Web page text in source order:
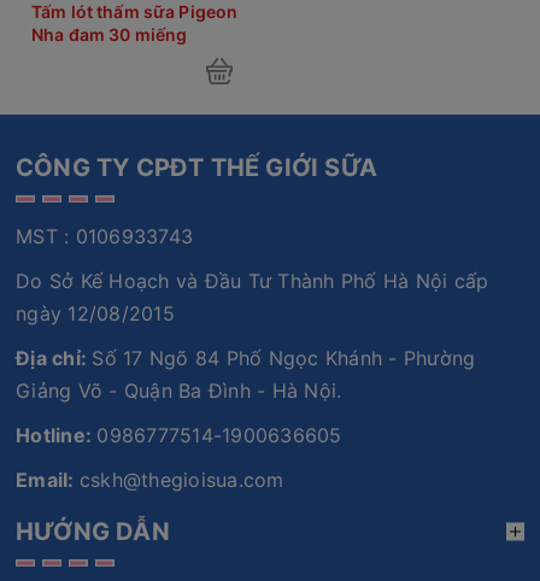
Tấm lót thấm sữa Pigeon
Nha đam 30 miếng
CÔNG TY CPĐT THẾ GIỚI SỮA
MST : 0106933743
Do Sở Kế Hoạch và Đầu Tư Thành Phố Hà Nội cấp
ngày 12/08/2015
Địa chỉ: Số 17 Ngõ 84 Phố Ngọc Khánh - Phường
Giảng Võ - Quận Ba Đình - Hà Nội.
Hotline: 0986777514-1900636605
Email: cskh@thegioisua.com
HƯỚNG DẪN